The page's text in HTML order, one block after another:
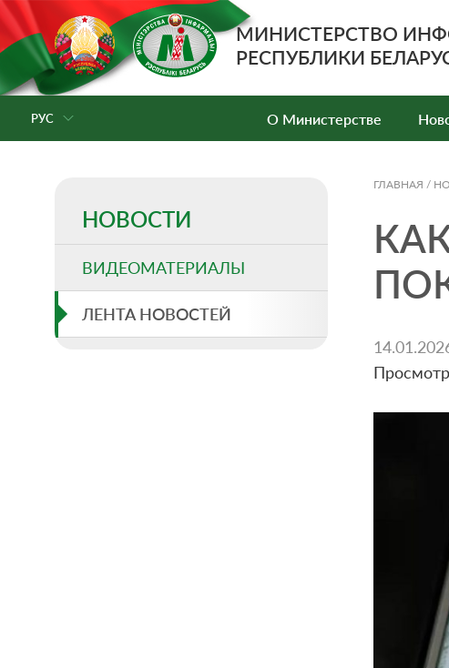
МИНИСТЕРСТВО
РЕСПУБЛИКИ
РУС О Министерстве
НОВОСТИ
ВИДЕОМАТЕРИАЛЫ
ЛЕНТА НОВОСТЕЙ
ГЛАВНАЯ /